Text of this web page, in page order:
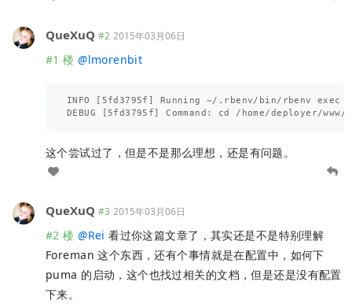
QueXuQ #2 2015年03月06日
#1 楼 @lmorenbit
INFO [5fd3795f] Running ~/.rbenv/bin/rbenv exec
这个尝试过了，但是不是那么理想，还是有问题。
QueXuQ #3 2015年03月06日
#2 楼 @Rei 看过你这篇文章了，其实还是不是特别理解
Foreman 这个东西，还有个事情就是在配置中，如何下
puma 的启动，这个也找过相关的文档，但是还是没有配置
下来。